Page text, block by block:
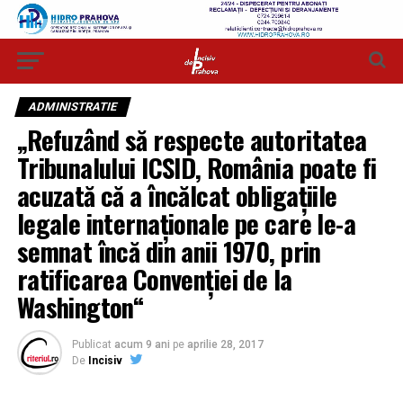
ADMINISTRATIE
„Refuzând să respecte autoritatea
Tribunalului ICSID, România poate fi
acuzată că a încălcat obligaţiile
legale internaţionale pe care le-a
semnat încă din anii 1970, prin
ratificarea Convenţiei de la
Washington“
Publicat acum 9 ani pe aprilie 28, 2017
De Incisiv